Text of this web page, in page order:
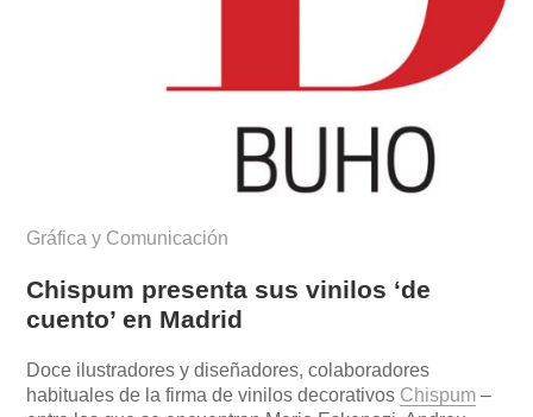
Gráfica y Comunicación
Chispum presenta sus vinilos ‘de
cuento’ en Madrid
Doce ilustradores y diseñadores, colaboradores
habituales de la firma de vinilos decorativos Chispum –